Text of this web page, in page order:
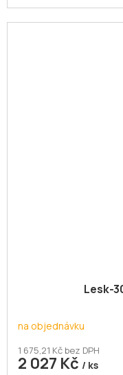
Lesk-
na objednávku
1 675,21 Kč bez DPH
2 027 Kč / ks